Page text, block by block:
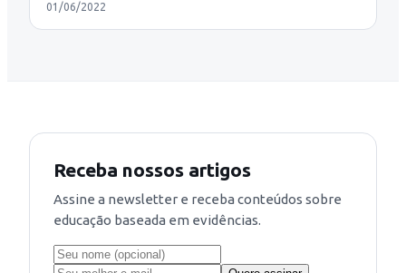
01/06/2022
Receba nossos artigos
Assine a newsletter e receba conteúdos sobre
educação baseada em evidências.